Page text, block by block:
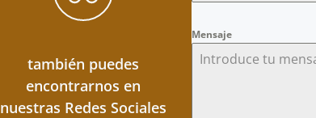
también puedes
encontrarnos en
nuestras Redes Sociales
Mensaje